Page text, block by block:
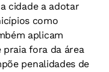
cidade a adotar
como
aplicam
fora da área
penalidades de